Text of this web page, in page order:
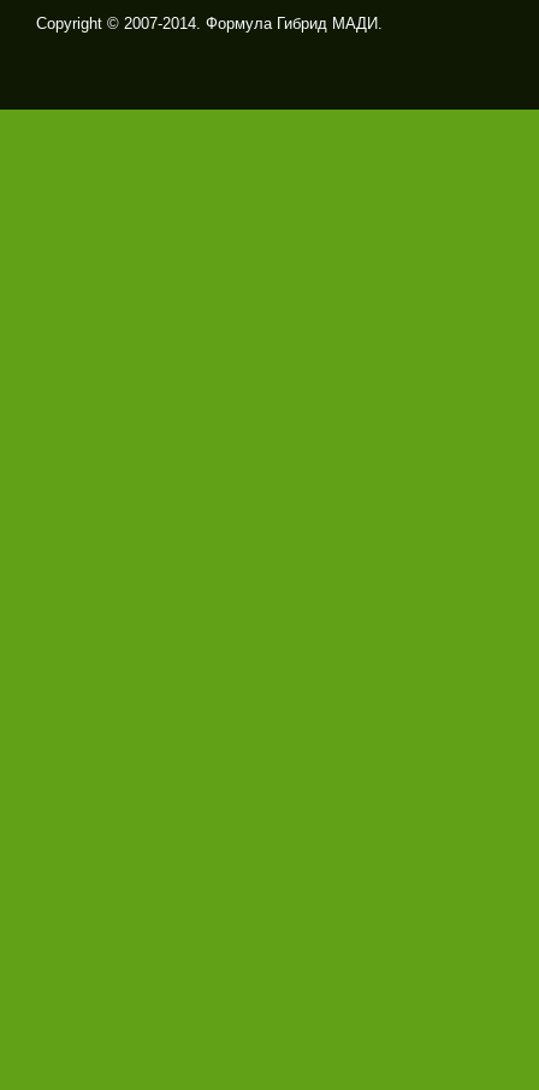
Copyright © 2007-2014. Формула Гибрид МАДИ.